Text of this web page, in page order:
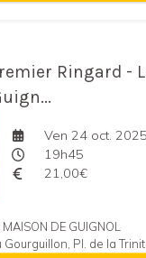
Ringard -
Ven 24 oct. 2025
19h45
21,00€
DE GUIGNOL
Pl. de la Trinité,